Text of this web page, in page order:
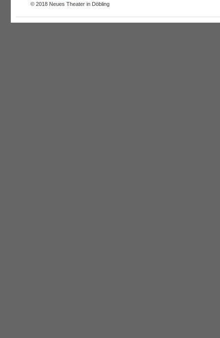
© 2018 Neues Theater in Döbling